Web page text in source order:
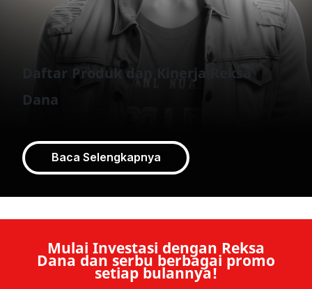
Daftar Produk dan Kinerja Reksa
Dana
Baca Selengkapnya
Mulai Investasi dengan Reksa
Dana dan serbu berbagai promo
setiap bulannya!